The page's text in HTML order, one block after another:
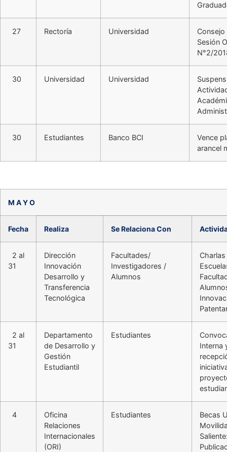
27 Rectoría Universidad
Consejo
Sesión
N°2/
30 Universidad Universidad
30 Estudiantes Banco BCI
Vence
arancel
M A Y O
Fecha Realiza Se Relaciona Con
2 al
31
Dirección
Innovación
Desarrollo y
Transferencia
Tecnológica
Facultades/
Investigadores /
Alumnos
Charlas
2 al
31
Departamento
de Desarrollo y
Gestión
Estudiantil
Estudiantes
Interna
4
Oficina
Relaciones
Internacionales
(ORI)
Estudiantes
Becas